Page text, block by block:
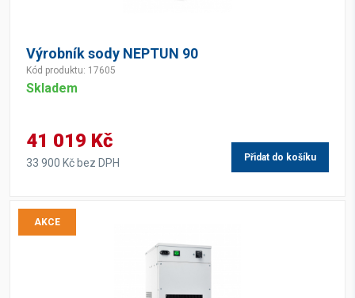
Výrobník sody NEPTUN 90
Kód produktu: 17605
Skladem
41 019 Kč
33 900 Kč bez DPH Přidat do košíku
AKCE